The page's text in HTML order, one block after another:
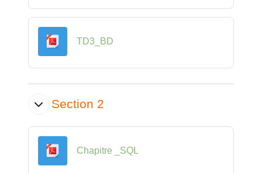
TD3_BD
Section 2
Chapitre _SQL